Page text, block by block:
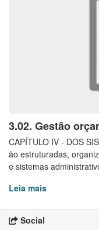
3.02. Gestão
CAPÍTULO IV - DOS
ão estruturadas,
e sistemas
Leia mais
Social